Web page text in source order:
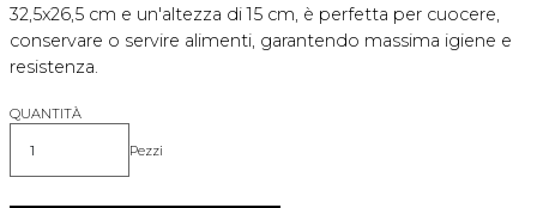
32,5x26,5 cm e un'altezza di 15 cm, è perfetta per cuocere,
conservare o servire alimenti, garantendo massima igiene e
resistenza.
QUANTITÀ
Quantità Pezzi